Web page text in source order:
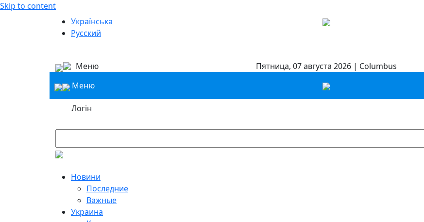
Skip to content
Українська
Русский
Меню
Пятница, 07 августа 2026 | Columbus
Меню
Логін
Новини
Последние
Важные
Украина